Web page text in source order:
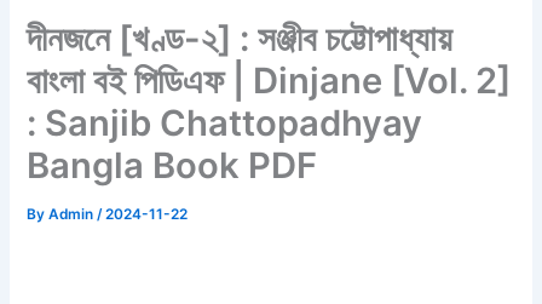
দীনজনে [খণ্ড-২] : সঞ্জীব চট্টোপাধ্যায়
বাংলা বই পিডিএফ | Dinjane [Vol. 2]
: Sanjib Chattopadhyay
Bangla Book PDF
ByAdmin/2024-11-22